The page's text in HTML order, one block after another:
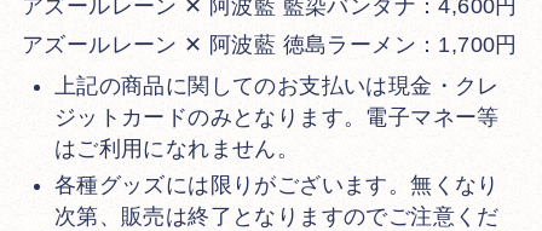
アズールレーン ✕ 阿波藍 藍染バンダナ：4,600円
アズールレーン ✕ 阿波藍 徳島ラーメン：1,700円
上記の商品に関してのお支払いは現金・クレ
ジットカードのみとなります。電子マネー等
はご利用になれません。
各種グッズには限りがございます。無くなり
次第、販売は終了となりますのでご注意くだ